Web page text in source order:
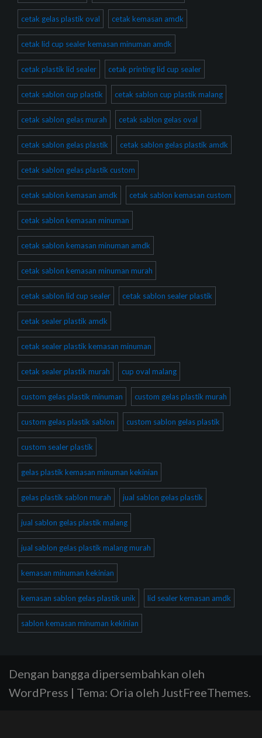
cetak gelas plastik oval cetak kemasan amdk
cetak lid cup sealer kemasan minuman amdk
cetak plastik lid sealer cetak printing lid cup sealer
cetak sablon cup plastik cetak sablon cup plastik malang
cetak sablon gelas murah cetak sablon gelas oval
cetak sablon gelas plastik cetak sablon gelas plastik amdk
cetak sablon gelas plastik custom
cetak sablon kemasan amdk cetak sablon kemasan custom
cetak sablon kemasan minuman
cetak sablon kemasan minuman amdk
cetak sablon kemasan minuman murah
cetak sablon lid cup sealer cetak sablon sealer plastik
cetak sealer plastik amdk
cetak sealer plastik kemasan minuman
cetak sealer plastik murah cup oval malang
custom gelas plastik minuman custom gelas plastik murah
custom gelas plastik sablon custom sablon gelas plastik
custom sealer plastik
gelas plastik kemasan minuman kekinian
gelas plastik sablon murah jual sablon gelas plastik
jual sablon gelas plastik malang
jual sablon gelas plastik malang murah
kemasan minuman kekinian
kemasan sablon gelas plastik unik lid sealer kemasan amdk
sablon kemasan minuman kekinian
Dengan bangga dipersembahkan oleh
WordPress | Tema: Oria oleh JustFreeThemes.